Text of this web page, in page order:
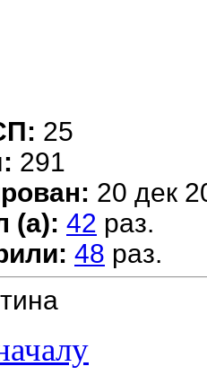
25
291
20 дек
(а): 42 раз.
48 раз.